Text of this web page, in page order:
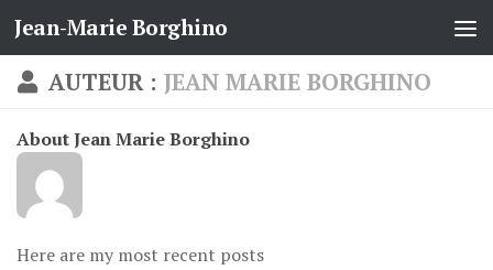
Skip to content
Jean-Marie Borghino
AUTEUR : JEAN MARIE BORGHINO
About Jean Marie Borghino
Here are my most recent posts